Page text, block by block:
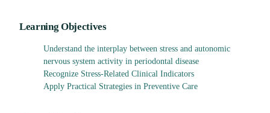
Learning Objectives
Understand the interplay between stress and autonomic
nervous system activity in periodontal disease
Recognize Stress-Related Clinical Indicators
Apply Practical Strategies in Preventive Care